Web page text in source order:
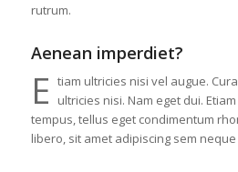
rutrum.
Aenean imperdiet?
E tiam ultricies nisi vel augue.
ultricies nisi. Nam eget dui.
tempus, tellus eget condimentum
libero, sit amet adipiscing sem